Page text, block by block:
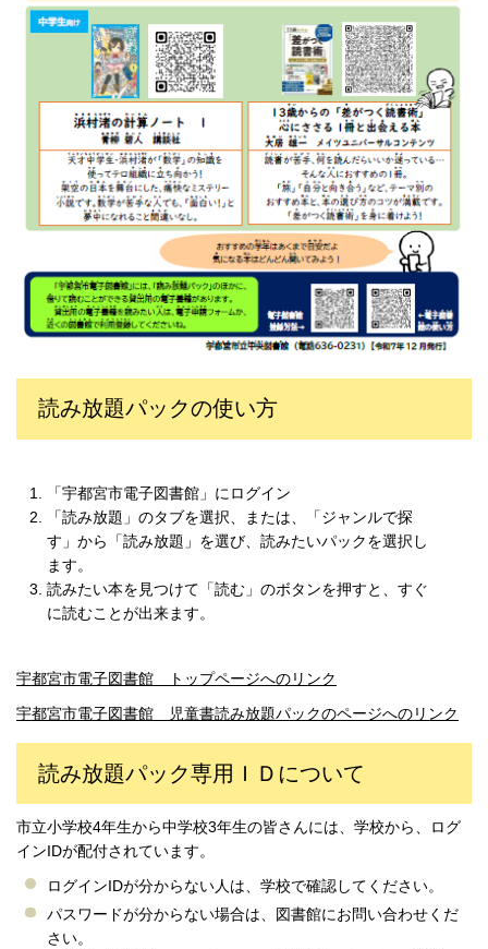
読み放題パックの使い方
「宇都宮市電子図書館」にログイン
「読み放題」のタブを選択、または、「ジャンルで探
す」から「読み放題」を選び、読みたいパックを選択し
ます。
読みたい本を見つけて「読む」のボタンを押すと、すぐ
に読むことが出来ます。
宇都宮市電子図書館 トップページへのリンク
宇都宮市電子図書館 児童書読み放題パックのページへのリンク
読み放題パック専用ＩＤについて
市立小学校4年生から中学校3年生の皆さんには、学校から、ログ
インIDが配付されています。
ログインIDが分からない人は、学校で確認してください。
パスワードが分からない場合は、図書館にお問い合わせくだ
さい。